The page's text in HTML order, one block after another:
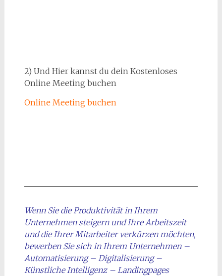
2) Und Hier kannst du dein Kostenloses
Online Meeting buchen
Online Meeting buchen
Wenn Sie die Produktivität in Ihrem
Unternehmen steigern und Ihre Arbeitszeit
und die Ihrer Mitarbeiter verkürzen möchten,
bewerben Sie sich in Ihrem Unternehmen –
Automatisierung – Digitalisierung –
Künstliche Intelligenz – Landingpages